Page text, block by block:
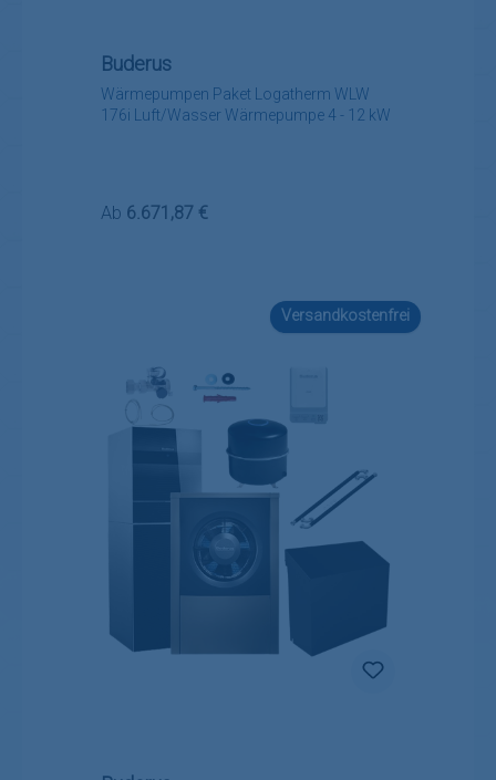
Wärmepumpen Paket Logatherm WLW
176i Luft/Wasser Wärmepumpe 4 - 12 kW
Buderus
Regulärer Preis:
Ab 6.671,87 €
Versandkostenfrei